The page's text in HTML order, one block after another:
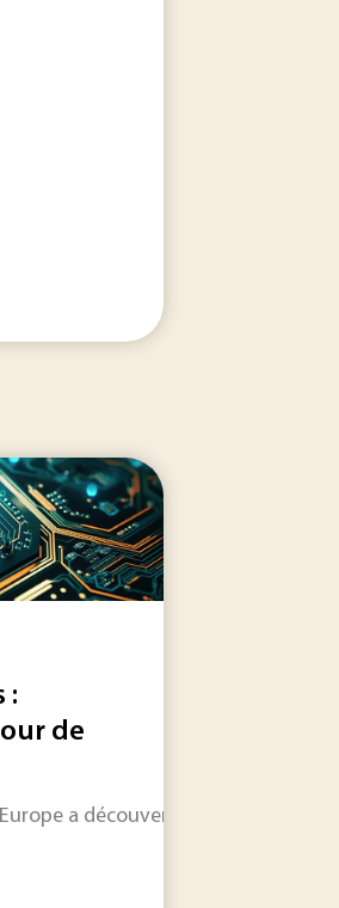
à venir.
année consécutive. Ce
:
de
a découvert à quel point les